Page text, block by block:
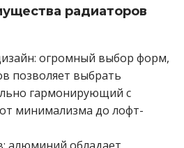
радиаторов
огромный выбор форм,
позволяет выбрать
гармонирующий с
минимализма до лофт-